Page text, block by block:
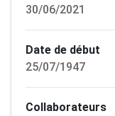
30/06/2021
Date de début
25/07/1947
Collaborateurs